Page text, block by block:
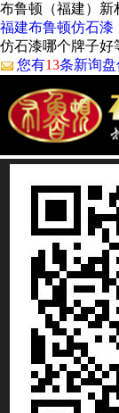
布鲁顿（福建）新
福建布鲁顿仿石漆
仿石漆哪个牌子好
您有13条新询盘